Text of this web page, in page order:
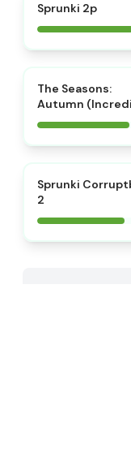
Sprunki 2p
The Seasons:
Autumn
Sprunki
2